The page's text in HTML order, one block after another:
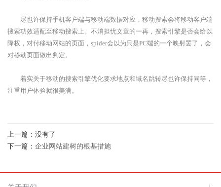
尽也许保持手机客户端与移动端数据对应，移动搜索会将移动客户端
搜索功效适配至移动搜索上。不消担忧文章的一再，搜索引擎是否会给以
降权，对付移动网站的页面，spider会以为只是PC端的一个映射罢了，会
对移动页面做出判定。
着实关于移动的搜索引擎优化要求地点和域名跳转尽也许保持同等，
注重用户体验就很美满。
上一篇：没有了
下一篇： 企业网站建树的根基措施